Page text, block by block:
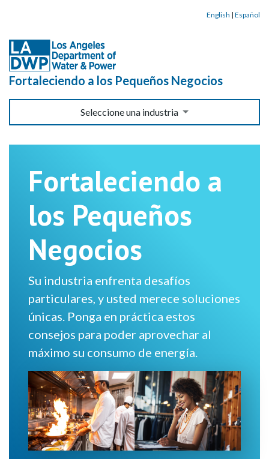
English | Español
Fortaleciendo a los Pequeños Negocios
Seleccione una industria
Fortaleciendo a
los Pequeños
Negocios
Su industria enfrenta desafíos
particulares, y usted merece soluciones
únicas. Ponga en práctica estos
consejos para poder aprovechar al
máximo su consumo de energía.